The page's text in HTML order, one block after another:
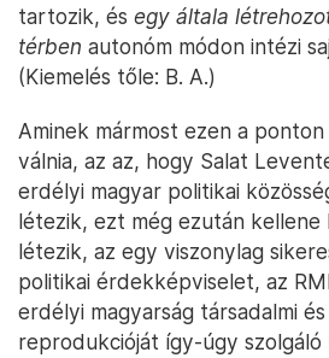
tartozik, és egy általa
térben autonóm módon intézi
(Kiemelés tőle: B. A.)
Aminek mármost ezen a
válnia, az az, hogy Salat
erdélyi magyar politikai
létezik, ezt még ezután kellene
létezik, az egy viszonylag
politikai érdekképviselet, az
erdélyi magyarság társadalmi
reprodukcióját így-úgy szolgáló